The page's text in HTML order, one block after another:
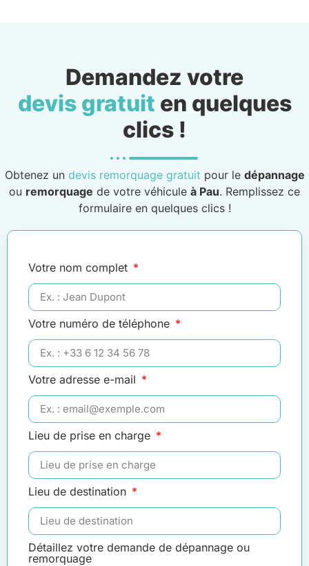
Demandez votre
devis gratuit en quelques
clics !
Obtenez un devis remorquage gratuit pour le dépannage
ou remorquage de votre véhicule à Pau. Remplissez ce
formulaire en quelques clics !
Votre nom complet
Votre numéro de téléphone
Votre adresse e-mail
Lieu de prise en charge
Lieu de destination
Détaillez votre demande de dépannage ou
remorquage